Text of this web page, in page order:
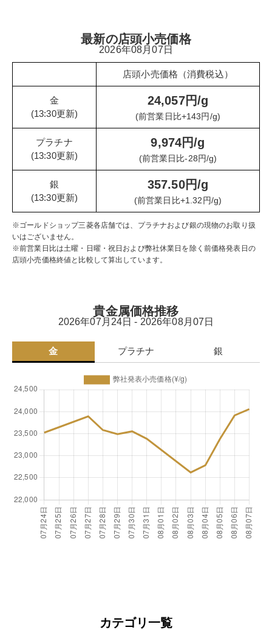
最新の店頭小売価格
2026年08月07日
店頭小売価格（消費税込）
金
(13:30更新)
24,057円/g
(前営業日比+143円/g)
プラチナ
(13:30更新)
9,974円/g
(前営業日比-28円/g)
銀
(13:30更新)
357.50円/g
(前営業日比+1.32円/g)
※ゴールドショップ三菱各店舗では、プラチナおよび銀の現物のお取り扱
いはございません。
※前営業日比は土曜・日曜・祝日および弊社休業日を除く前価格発表日の
店頭小売価格終値と比較して算出しています。
貴金属価格推移
2026年07月24日 - 2026年08月07日
金 プラチナ 銀
カテゴリ一覧